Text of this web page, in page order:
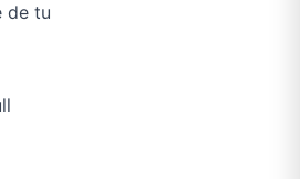
de tu